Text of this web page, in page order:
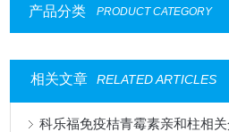
产品分类 PRODUCT CATEGORY
相关文章 RELATED ARTICLES
科乐福免疫桔青霉素亲和柱相